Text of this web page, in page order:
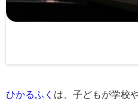
ひかるふく は、子どもが学校